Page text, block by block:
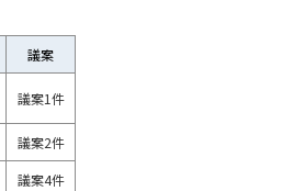
議案
議案1件
議案2件
議案4件